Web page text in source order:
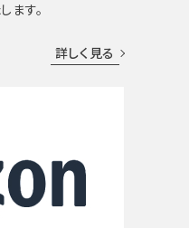
ます。
詳しく見る